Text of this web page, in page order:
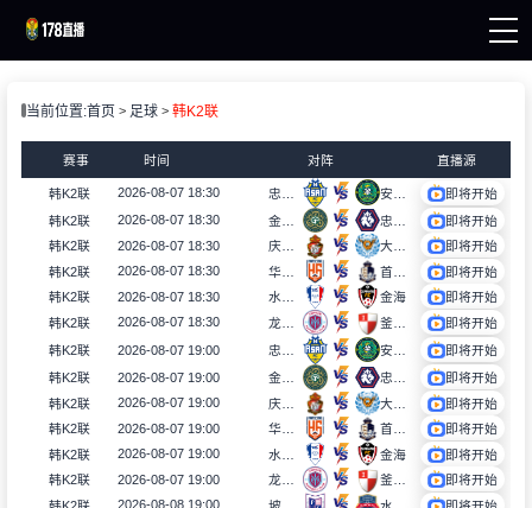
闻
当前位置:首页 足球 韩K2联
赛事 时间 对阵 直播源
韩K2联 2026-08-07 18:30
即将开始
韩K2联
2026-08-07 18:30
即将开始
韩K2联
2026-08-07 18:30
即将开始
韩K2联
2026-08-07 18:30
即将开始
韩K2联
2026-08-07 18:30 金海
即将开始
韩K2联
2026-08-07 18:30
即将开始
韩K2联
2026-08-07 19:00
即将开始
韩K2联
2026-08-07 19:00
即将开始
韩K2联
2026-08-07 19:00
即将开始
韩K2联
2026-08-07 19:00
即将开始
韩K2联
2026-08-07 19:00 金海
即将开始
韩K2联
2026-08-07 19:00
即将开始
2026-08-08 19:00